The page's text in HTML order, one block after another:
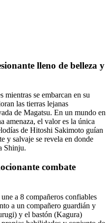
lleno de belleza y
mientras se embarcan en su
las tierras lejanas
de Magatsu. En un mundo en
amenaza, el valor es la única
de Hitoshi Sakimoto guían
y salvaje se revela en donde
Shinju.
combate
a 8 compañeros confiables
a un compañero guardián y
y el bastón (Kagura)